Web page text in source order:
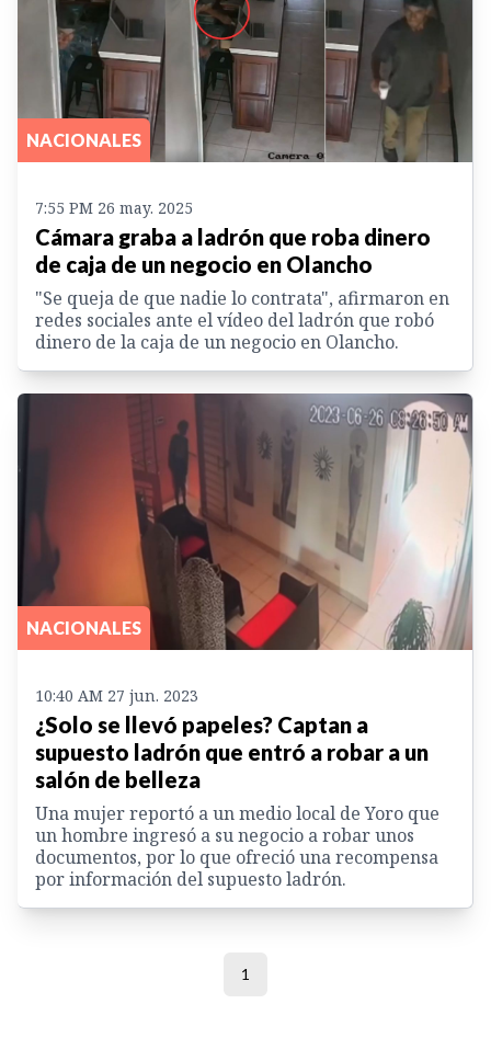
NACIONALES
7:55 PM 26 may. 2025
Cámara graba a ladrón que roba dinero
de caja de un negocio en Olancho
"Se queja de que nadie lo contrata", afirmaron en
redes sociales ante el vídeo del ladrón que robó
dinero de la caja de un negocio en Olancho.
NACIONALES
10:40 AM 27 jun. 2023
¿Solo se llevó papeles? Captan a
supuesto ladrón que entró a robar a un
salón de belleza
Una mujer reportó a un medio local de Yoro que
un hombre ingresó a su negocio a robar unos
documentos, por lo que ofreció una recompensa
por información del supuesto ladrón.
1